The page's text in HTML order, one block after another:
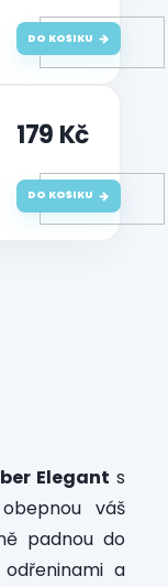
DO KOŠÍKU
179 Kč
DO KOŠÍKU
Elegant s
váš
padnou do
a